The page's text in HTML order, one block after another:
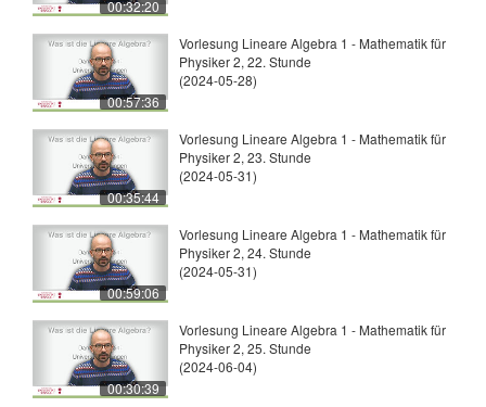
00:32:20
00:57:36
Vorlesung Lineare Algebra 1 - Mathematik für
Physiker 2, 22. Stunde
(2024-05-28)
00:35:44
Vorlesung Lineare Algebra 1 - Mathematik für
Physiker 2, 23. Stunde
(2024-05-31)
00:59:06
Vorlesung Lineare Algebra 1 - Mathematik für
Physiker 2, 24. Stunde
(2024-05-31)
00:30:39
Vorlesung Lineare Algebra 1 - Mathematik für
Physiker 2, 25. Stunde
(2024-06-04)